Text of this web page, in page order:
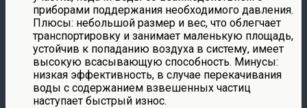
приборами поддержания необходимого давления.
Плюсы: небольшой размер и вес, что облегчает
транспортировку и занимает маленькую площадь,
устойчив к попаданию воздуха в систему, имеет
высокую всасывающую способность. Минусы:
низкая эффективность, в случае перекачивания
воды с содержанием взвешенных частиц
наступает быстрый износ.